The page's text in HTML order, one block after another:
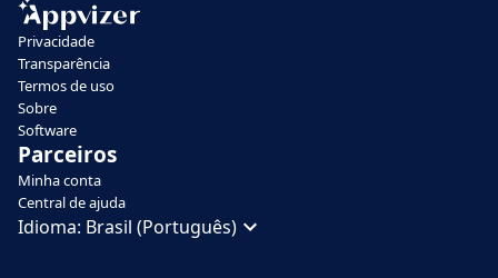
Privacidade
Transparência
Termos de uso
Sobre
Software
Parceiros
Minha conta
Central de ajuda
Idioma: Brasil (Português)